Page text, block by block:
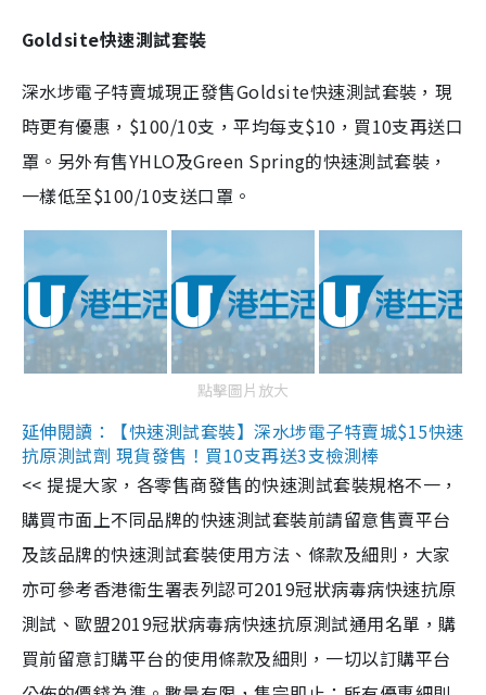
Goldsite快速測試套裝
深水埗電子特賣城現正發售Goldsite快速測試套裝，現
時更有優惠，$100/10支，平均每支$10，買10支再送口
罩。另外有售YHLO及Green Spring的快速測試套裝，
一樣低至$100/10支送口罩。
點擊圖片放大
延伸閱讀：【快速測試套裝】深水埗電子特賣城$15快速
抗原測試劑 現貨發售！買10支再送3支檢測棒
<< 提提大家，各零售商發售的快速測試套裝規格不一，
購買市面上不同品牌的快速測試套裝前請留意售賣平台
及該品牌的快速測試套裝使用方法、條款及細則，大家
亦可參考香港衞生署表列認可2019冠狀病毒病快速抗原
測試、歐盟2019冠狀病毒病快速抗原測試通用名單，購
買前留意訂購平台的使用條款及細則，一切以訂購平台